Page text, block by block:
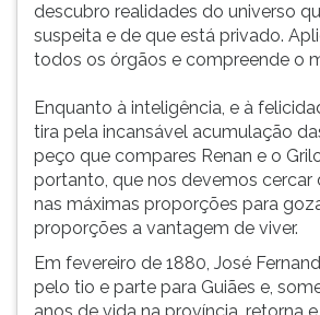
descubro realidades do universo
suspeita e de que está privado.
todos os órgãos e compreende o
Enquanto à inteligência, e à
tira pela incansável acumulação
peço que compares Renan e o
portanto, que nos devemos cercar
nas máximas proporções para
proporções a vantagem de viver.
Em fevereiro de 1880, José
pelo tio e parte para Guiães e,